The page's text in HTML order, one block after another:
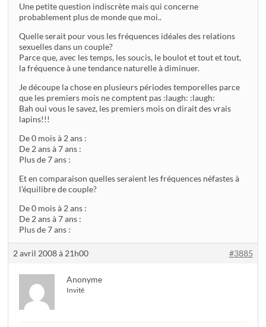
Une petite question indiscrète mais qui concerne
probablement plus de monde que moi..
Quelle serait pour vous les fréquences idéales des relations
sexuelles dans un couple?
Parce que, avec les temps, les soucis, le boulot et tout et tout,
la fréquence à une tendance naturelle à diminuer.
Je découpe la chose en plusieurs périodes temporelles parce
que les premiers mois ne comptent pas :laugh: :laugh:
Bah oui vous le savez, les premiers mois on dirait des vrais
lapins!!!
De 0 mois à 2 ans :
De 2 ans à 7 ans :
Plus de 7 ans :
Et en comparaison quelles seraient les fréquences néfastes à
l’équilibre de couple?
De 0 mois à 2 ans :
De 2 ans à 7 ans :
Plus de 7 ans :
2 avril 2008 à 21h00 #3885
Anonyme
Invité